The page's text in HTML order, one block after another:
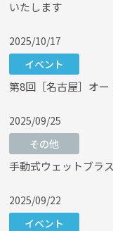
いたします
2025/10/17
イベント
第8回［名古屋］オ
2025/09/25
その他
手動式ウェットブラ
2025/09/22
イベント